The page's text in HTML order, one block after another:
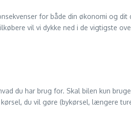
for både din økonomi og
vil vi dykke ned i de vigtigste
du har brug for. Skal bilen kun
du vil gøre (bykørsel, længere